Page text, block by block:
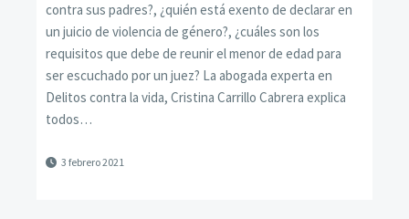
contra sus padres?, ¿quién está exento de declarar en
un juicio de violencia de género?, ¿cuáles son los
requisitos que debe de reunir el menor de edad para
ser escuchado por un juez? La abogada experta en
Delitos contra la vida, Cristina Carrillo Cabrera explica
todos…
3 febrero 2021